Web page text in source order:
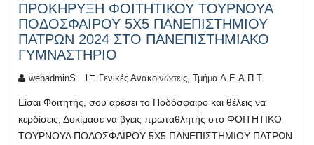
ΠΡΟΚΗΡΥΞΗ ΦΟΙΤΗΤΙΚΟΥ ΤΟΥΡΝΟΥΑ
ΠΟΔΟΣΦΑΙΡΟΥ 5Χ5 ΠΑΝΕΠΙΣΤΗΜΙΟΥ
ΠΑΤΡΩΝ 2024 ΣΤΟ ΠΑΝΕΠΙΣΤΗΜΙΑΚΟ
ΓΥΜΝΑΣΤΗΡΙΟ
webadminS Γενικές Ανακοινώσεις, Τμήμα Δ.Ε.Α.Π.Τ.
Είσαι Φοιτητής, σου αρέσει το Ποδόσφαιρο και θέλεις να
κερδίσεις; Δοκίμασε να βγεις πρωταθλητής στο ΦΟΙΤΗΤΙΚΟ
ΤΟΥΡΝΟΥΑ ΠΟΔΟΣΦΑΙΡΟΥ 5Χ5 ΠΑΝΕΠΙΣΤΗΜΙΟΥ ΠΑΤΡΩΝ